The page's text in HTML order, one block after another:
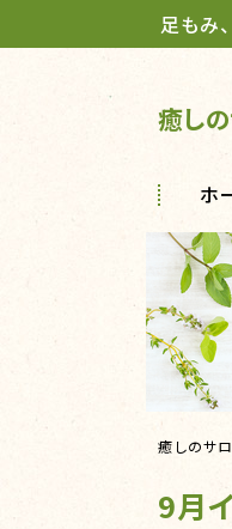
足もみ
癒し
ホ
癒しのサ
9月